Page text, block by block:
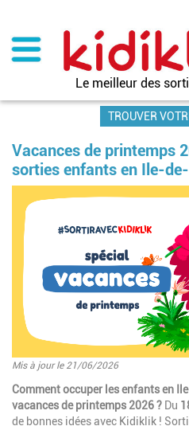
contenu
principal
Le meilleur des
TROUVER
Vacances de printemps
sorties enfants en Ile-
Mis à jour le 21/06/2026
Introduction
Comment occuper les enfants en
vacances de printemps 2026 ? Du
de bonnes idées avec Kidiklik !